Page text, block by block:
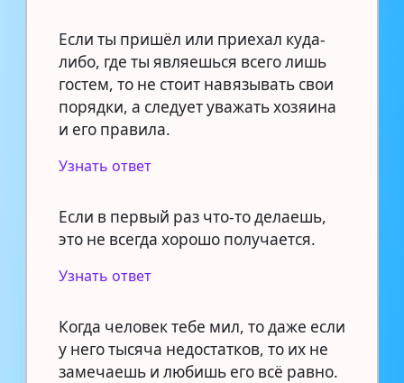
Если ты пришёл или приехал куда-
либо, где ты являешься всего лишь
гостем, то не стоит навязывать свои
порядки, а следует уважать хозяина
и его правила.
Узнать ответ
Если в первый раз что-то делаешь,
это не всегда хорошо получается.
Узнать ответ
Когда человек тебе мил, то даже если
у него тысяча недостатков, то их не
замечаешь и любишь его всё равно.